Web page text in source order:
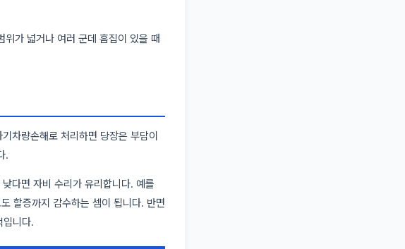
가 넓거나 여러 군데 흠집이 있을 때
차량손해로 처리하면 당장은 부담이
.
다면 자비 수리가 유리합니다. 예를
할증까지 감수하는 셈이 됩니다. 반면
입니다.